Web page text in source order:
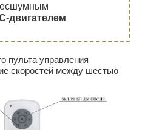
двигателем
пульта управления
скоростей между шестью